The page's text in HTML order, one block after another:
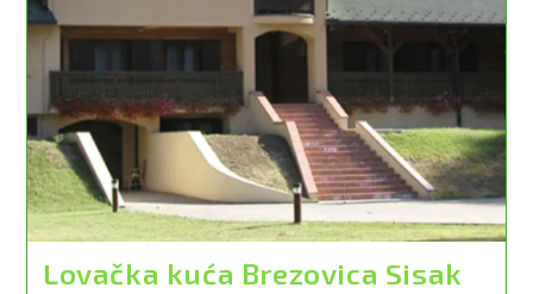
Lovačka kuća Brezovica Sisak